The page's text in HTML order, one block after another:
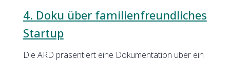
4. Doku über familienfreundliches
Startup
Die ARD präsentiert eine Dokumentation über ein